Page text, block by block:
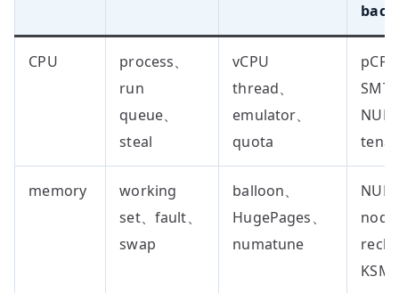
CPU
process、
run
queue、
steal
vCPU
thread、
emulator、
quota
SMT
memory
working
set、fault、
swap
balloon、
HugePages、
numatune
node
KSM